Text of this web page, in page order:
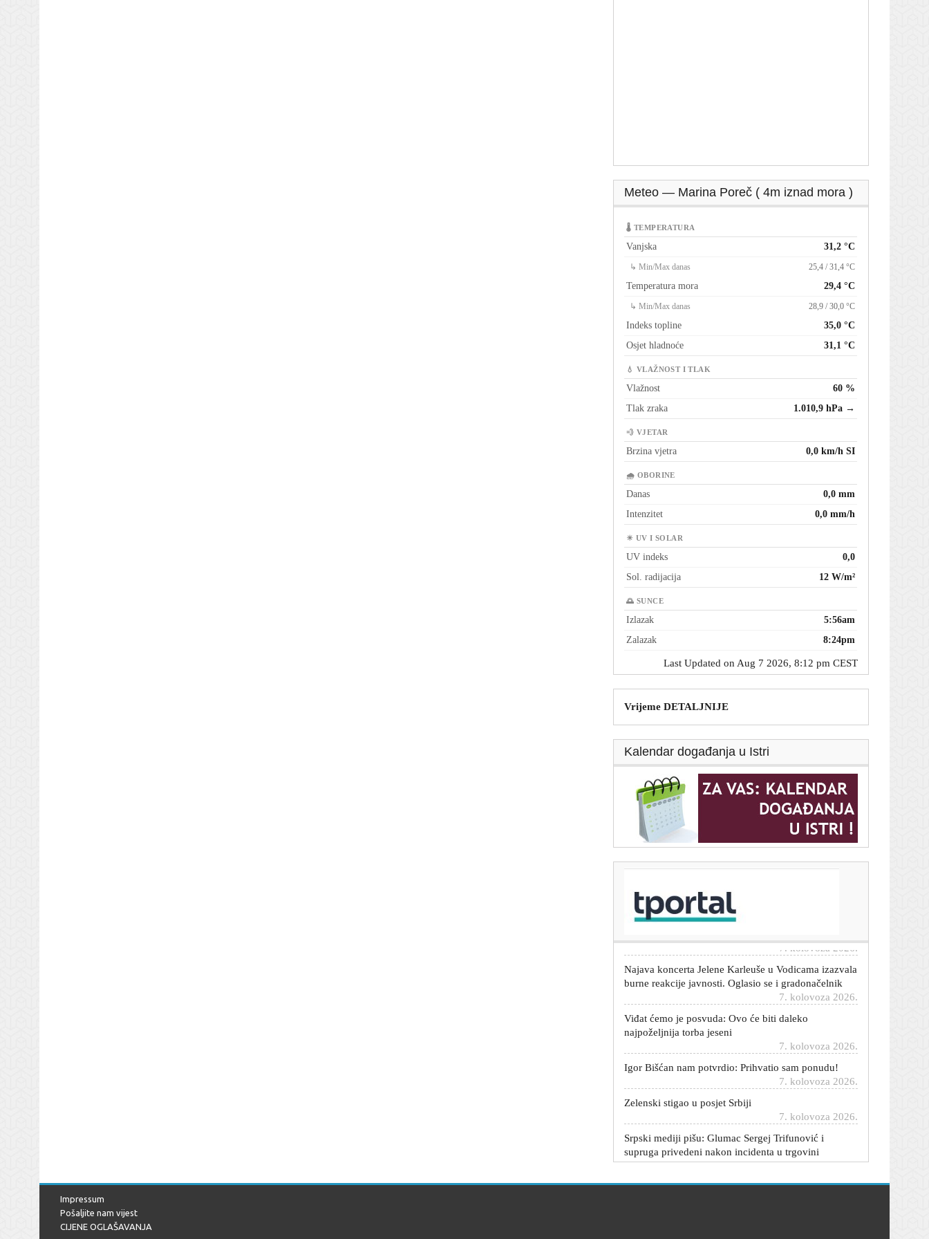
Meteo — Marina Poreč ( 4m iznad mora )
🌡 TEMPERATURA
Vanjska 31,2 °C
↳ Min/Max danas 25,4 / 31,4 °C
Temperatura mora 29,4 °C
↳ Min/Max danas 28,9 / 30,0 °C
Indeks topline
35,0 °C
Osjet hladnoće
31,1 °C
💧 VLAŽNOST I TLAK
Vlažnost
60 %
Tlak zraka
1.010,9 hPa →
💨 VJETAR
Brzina vjetra 0,0 km/h SI
🌧 OBORINE
Danas
0,0 mm
Intenzitet
0,0 mm/h
☀ UV I SOLAR
UV indeks
0,0
Sol. radijacija
12 W/m²
🌅 SUNCE
Izlazak
5:56am
Zalazak
8:24pm
Last Updated on Aug 7 2026, 8:12 pm CEST
Vrijeme DETALJNIJE
Kalendar događanja u Istri
Vinicius potpisao novi ugovor s Realom, a Luka
Modrić svojom reakcijom sve oduševio
Najava koncerta Jelene Karleuše u Vodicama izazvala
burne reakcije javnosti. Oglasio se i gradonačelnik
7. kolovoza 2026.
Viđat ćemo je posvuda: Ovo će biti daleko
najpoželjnija torba jeseni
Igor Bišćan nam potvrdio: Prihvatio sam ponudu!
7. kolovoza 2026.
Srpski mediji pišu: Glumac Sergej Trifunović i
supruga privedeni nakon incidenta u trgovini
7. kolovoza 2026.
ozbiljna'
Impressum
Pošaljite nam vijest
CIJENE OGLAŠAVANJA